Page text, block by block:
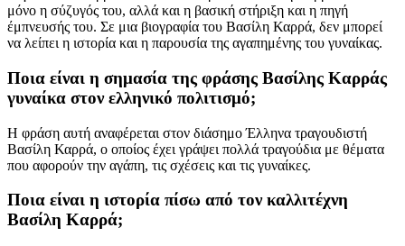
μόνο η σύζυγός του, αλλά και η βασική στήριξη και η πηγή
έμπνευσής του. Σε μια βιογραφία του Βασίλη Καρρά, δεν μπορεί
να λείπει η ιστορία και η παρουσία της αγαπημένης του γυναίκας.
Ποια είναι η σημασία της φράσης Βασίλης Καρράς
γυναίκα στον ελληνικό πολιτισμό;
Η φράση αυτή αναφέρεται στον διάσημο Έλληνα τραγουδιστή
Βασίλη Καρρά, ο οποίος έχει γράψει πολλά τραγούδια με θέματα
που αφορούν την αγάπη, τις σχέσεις και τις γυναίκες.
Ποια είναι η ιστορία πίσω από τον καλλιτέχνη
Βασίλη Καρρά;